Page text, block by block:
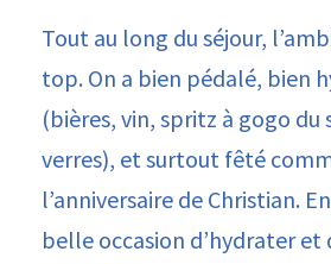
Tout au long du séjour,
top. On a bien pédalé, bien
(bières, vin, spritz à gogo du
verres), et surtout fêté
l’anniversaire de Christian.
belle occasion d’hydrater et